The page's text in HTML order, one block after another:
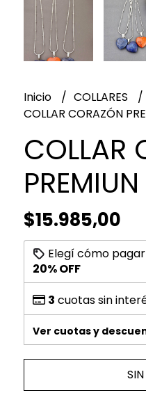
Inicio COLLARES
COLLAR CORAZÓN
COLLAR
PREMIUN
$15.985,00
Elegí cómo
20% OFF
3 cuotas sin
Ver cuotas y